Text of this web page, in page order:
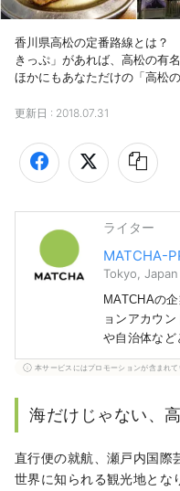
香川県高松の定番路線とは？
きっぷ」があれば、高松の有
ほかにもあなただけの「高松
更新日 : 2018.07.31
ライター
MATCHA-
Tokyo, Japan
MATCHAの
ョンアカウ
や自治体など
みなさまにま
けします！
ます。
本サービスにはプロモーションが含まれて
海だけじゃない、
直行便の就航、瀬戸内国際
世界に知られる観光地とな